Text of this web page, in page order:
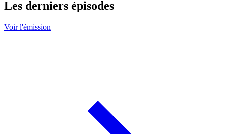
Les derniers épisodes
Voir l'émission